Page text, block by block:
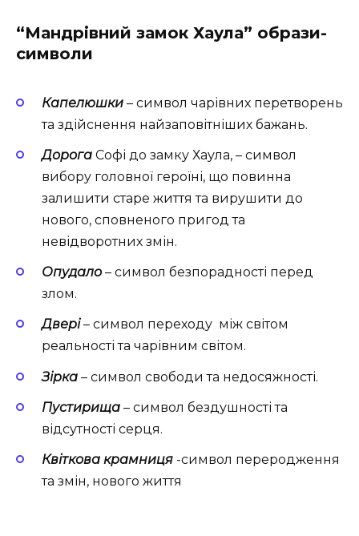
“Мандрівний замок Хаула” образи-
символи
Капелюшки – символ чарівних перетворень
та здійснення найзаповітніших бажань.
Дорога Софі до замку Хаула, – символ
вибору головної героїні, що повинна
залишити старе життя та вирушити до
нового, сповненого пригод та
невідворотних змін.
Опудало– символ безпорадності перед
злом.
Двері– символ переходу між світом
реальності та чарівним світом.
Зірка – символ свободи та недосяжності.
Пустирища – символ бездушності та
відсутності серця.
Квіткова крамниця -символ переродження
та змін, нового життя